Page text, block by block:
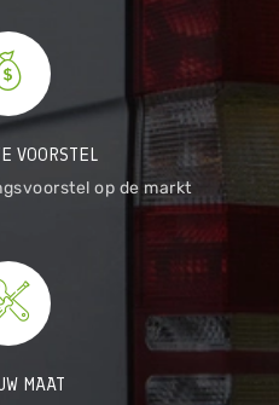
VOORSTEL
op de markt
MAAT